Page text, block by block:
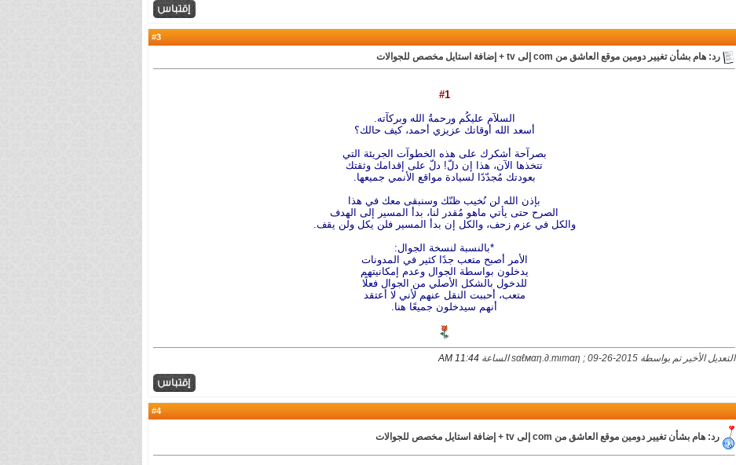
3
رد: هام بشأن تغيير دومين موقع العاشق من com إلى tv + إضافة استايل مخصص للجوالات
#1
السلآم عليكُم ورحمةُ الله وبركآته.
أسعد الله أوقاتك عزيزي أحمد، كيف حالك؟
بصرآحة أشكرك على هذه الخطوآت الجريئة التي
تتخذها الآن، هذا إن دلّ! دلّ على إقدامك وثقتك
بعودتك مُجدّدًا لسيادة مواقع الأنمي جميعها.
بإذن الله لن نُخيب ظنّك وسنبقى معك في هذا
الصرح حتى يأتي ماهو مُقدر لنا، بدأ المسير إلى الهدف
والكل في عزم زحف، والكل إن بدأ المسير فلن يكل ولن يقف.
*بالنسبة لنسخة الجوال:
الأمر أصبح متعب جدًا كثير في المدونات
يدخلون بواسطة الجوال وعدم إمكانيتهم
للدخول بالشكل الأصلي من الجوال فعلًا
متعب، أحببت النقل عنهم لأني لا أعتقد
أنهم سيدخلون جميعًا هنا.
التعديل الأخير تم بواسطة ѕαℓмαη.∂.тιтαη ; 09-26-2015 الساعة 11:44 AM
4
رد: هام بشأن تغيير دومين موقع العاشق من com إلى tv + إضافة استايل مخصص للجوالات